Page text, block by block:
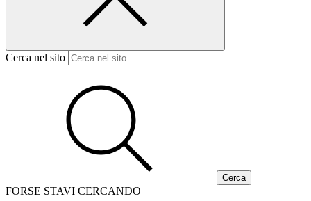
Cerca nel sito
FORSE STAVI CERCANDO